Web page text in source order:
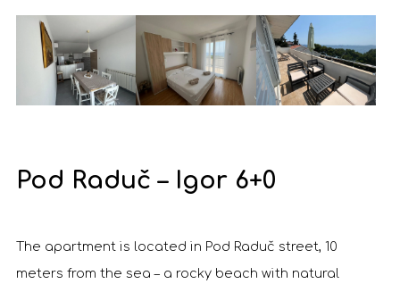
Pod Raduč – Igor 6+0
The apartment is located in Pod Raduč street, 10
meters from the sea – a rocky beach with natural